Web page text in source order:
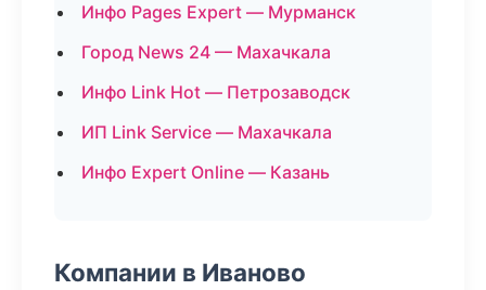
Инфо Pages Expert — Мурманск
Город News 24 — Махачкала
Инфо Link Hot — Петрозаводск
ИП Link Service — Махачкала
Инфо Expert Online — Казань
Компании в Иваново